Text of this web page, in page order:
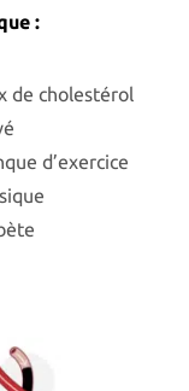
:
de cholestérol
d’exercice